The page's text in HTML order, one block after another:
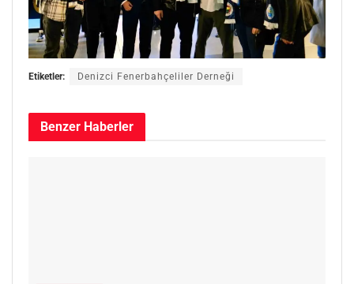
Etiketler: Denizci Fenerbahçeliler Derneği
Benzer Haberler